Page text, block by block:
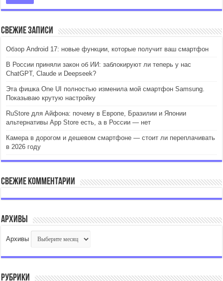
Свежие записи
Обзор Android 17: новые функции, которые получит ваш смартфон
В России приняли закон об ИИ: заблокируют ли теперь у нас
ChatGPT, Claude и Deepseek?
Эта фишка One UI полностью изменила мой смартфон Samsung.
Показываю крутую настройку
RuStore для Айфона: почему в Европе, Бразилии и Японии
альтернативы App Store есть, а в России — нет
Камера в дорогом и дешевом смартфоне — стоит ли переплачивать
в 2026 году
Свежие комментарии
Архивы
Архивы
Рубрики